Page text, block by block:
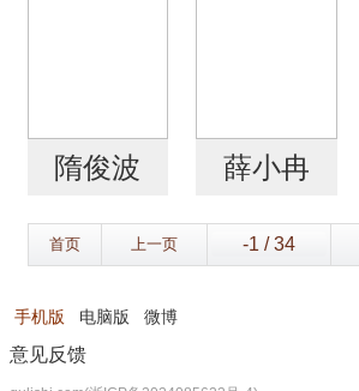
隋俊波 薛小冉
首页 上一页
手机版 电脑版 微博
意见反馈